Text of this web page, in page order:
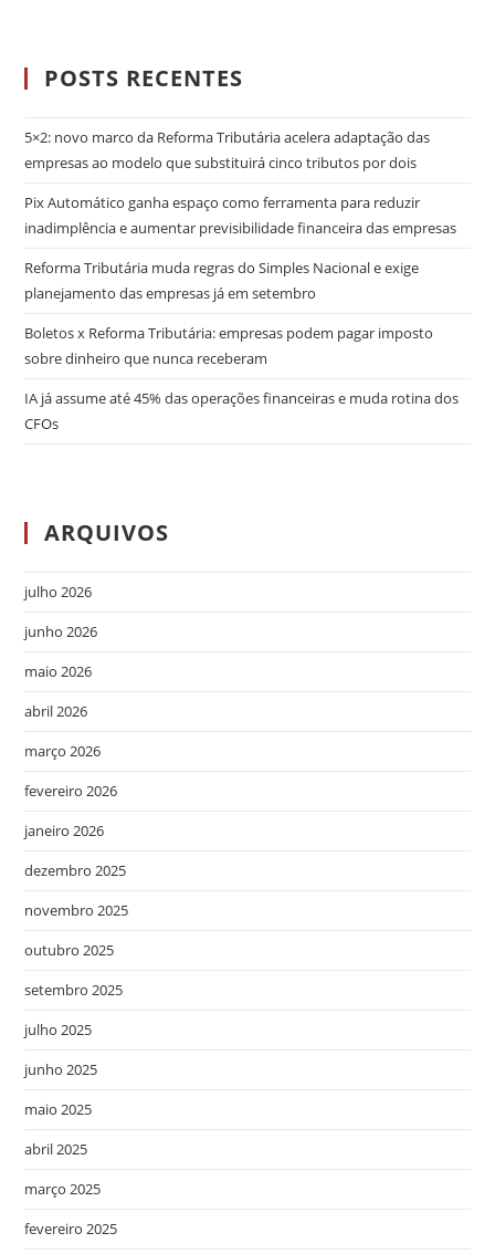
POSTS RECENTES
5×2: novo marco da Reforma Tributária acelera adaptação das
empresas ao modelo que substituirá cinco tributos por dois
Pix Automático ganha espaço como ferramenta para reduzir
inadimplência e aumentar previsibilidade financeira das empresas
Reforma Tributária muda regras do Simples Nacional e exige
planejamento das empresas já em setembro
Boletos x Reforma Tributária: empresas podem pagar imposto
sobre dinheiro que nunca receberam
IA já assume até 45% das operações financeiras e muda rotina dos
CFOs
ARQUIVOS
julho 2026
junho 2026
maio 2026
abril 2026
março 2026
fevereiro 2026
janeiro 2026
dezembro 2025
novembro 2025
outubro 2025
setembro 2025
julho 2025
junho 2025
maio 2025
abril 2025
março 2025
fevereiro 2025